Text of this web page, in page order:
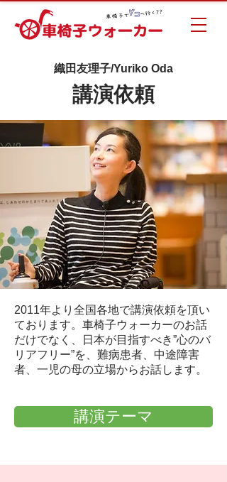
織田友理子/Yuriko Oda
講演依頼
2011年より全国各地で講演依頼を頂い
ております。車椅子ウォーカーのお話
だけでなく、日本が目指すべき”心のバ
リアフリー”を、難病患者、中途障害
者、一児の母の立場からお話します。
講演テーマ